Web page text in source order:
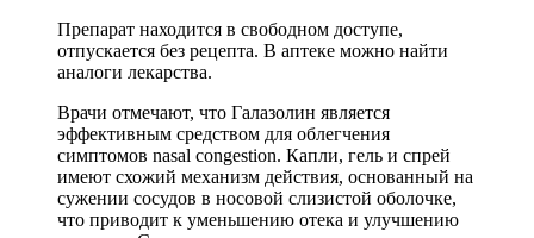
Препарат находится в свободном доступе,
отпускается без рецепта. В аптеке можно найти
аналоги лекарства.
Врачи отмечают, что Галазолин является
эффективным средством для облегчения
симптомов nasal congestion. Капли, гель и спрей
имеют схожий механизм действия, основанный на
сужении сосудов в носовой слизистой оболочке,
что приводит к уменьшению отека и улучшению